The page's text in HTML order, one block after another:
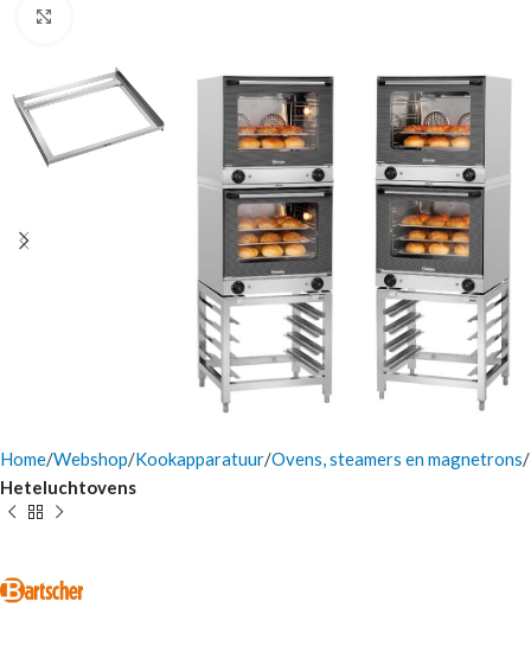
Home Webshop Kookapparatuur Ovens, steamers en magnetrons
Heteluchtovens